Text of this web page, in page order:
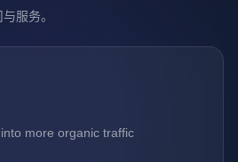
服务。
more organic traffic